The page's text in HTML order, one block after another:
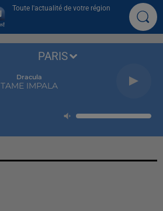
Toute l'actualité de votre région
Dracula
TAME IMPALA
PARIS